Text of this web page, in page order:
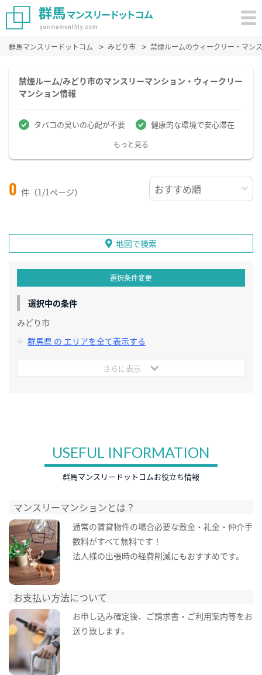
群馬マンスリードットコム みどり市 禁煙ルームのウィークリー・マン
禁煙ルーム/みどり市のマンスリーマンション・ウィークリー
マンション情報
タバコの臭いの心配が不要 健康的な環境で安心滞在
もっと見る
0 件（1/1ページ）
地図で検索
選択条件変更
選択中の条件
みどり市
群馬県 の エリアを全て表示する
さらに表示
USEFUL INFORMATION
群馬マンスリードットコムお役立ち情報
マンスリーマンションとは？
通常の賃貸物件の場合必要な敷金・礼金・仲介手
数料がすべて無料です！
法人様の出張時の経費削減にもおすすめです。
お支払い方法について
お申し込み確定後、ご請求書・ご利用案内等をお
送り致します。